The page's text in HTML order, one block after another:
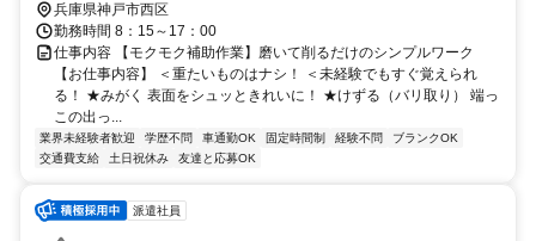
兵庫県神戸市西区
勤務時間 8：15～17：00
仕事内容 【モクモク補助作業】磨いて削るだけのシンプルワーク
【お仕事内容】 ＜重たいものはナシ！ ＜未経験でもすぐ覚えられ
る！ ★みがく 表面をシュッときれいに！ ★けずる（バリ取り） 端っ
この出っ...
業界未経験者歓迎 学歴不問 車通勤OK 固定時間制 経験不問
ブランクOK
交通費支給
土日祝休み 友達と応募OK
派遣社員